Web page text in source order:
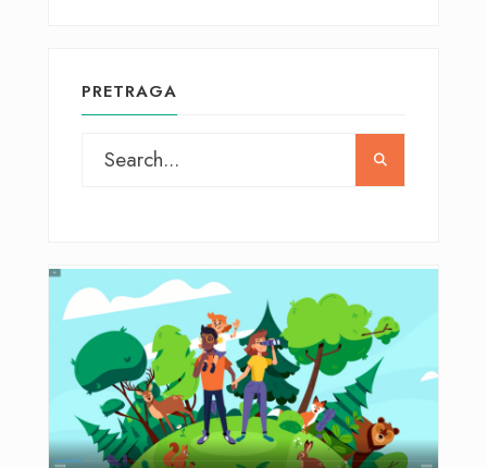
PRETRAGA